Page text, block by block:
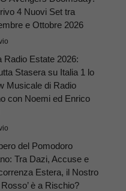
4 Nuovi Set tra
e Ottobre 2026
Radio Estate 2026:
Stasera su Italia 1 lo
Musicale di Radio
con Noemi ed Enrico
del Pomodoro
Tra Dazi, Accuse e
Estera, il Nostro
Rosso’ è a Rischio?